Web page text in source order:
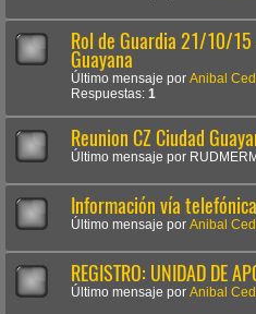
Rol de Guardia 21/10/
Guayana
Último mensaje por Anibal
Respuestas: 1
Reunion CZ Ciudad
Último mensaje por
Información vía
Último mensaje por Anibal
REGISTRO: UNIDAD DE
Último mensaje por Anibal